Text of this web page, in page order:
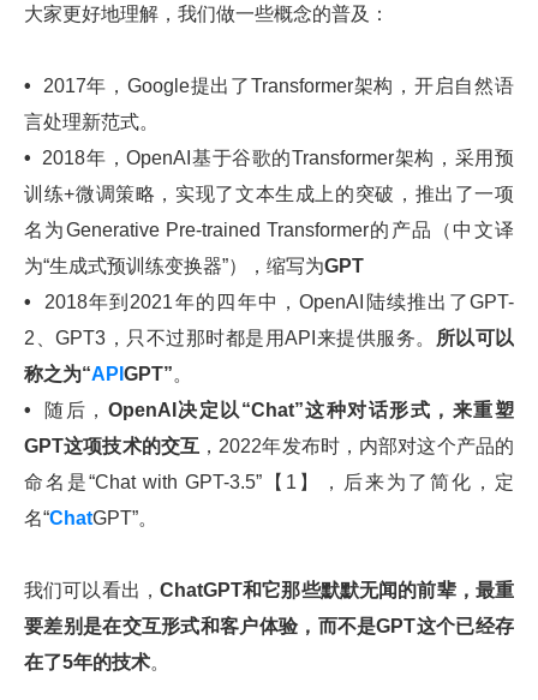
大家更好地理解，我们做一些概念的普及：
• 2017年，Google提出了Transformer架构，开启自然语
言处理新范式。
• 2018年，OpenAI基于谷歌的Transformer架构，采用预
训练+微调策略，实现了文本生成上的突破，推出了一项
名为Generative Pre-trained Transformer的产品（中文译
为“生成式预训练变换器”），缩写为GPT
• 2018年到2021年的四年中，OpenAI陆续推出了GPT-
2、GPT3，只不过那时都是用API来提供服务。
所以可以
称之为“API GPT”。
•
随后， OpenAI决定以“Chat”这种对话形式，来重塑
GPT这项技术的交互 ， 2022年发布时，内部对这个产品的
命名是“Chat with GPT-3.5”【1】，后来为了简化，定
名“ChatGPT”。
我们可以看出， ChatGPT和它那些默默无闻的前辈，最重
要差别是在交互形式和客户体验，而不是GPT这个已经存
在了5年的技术。